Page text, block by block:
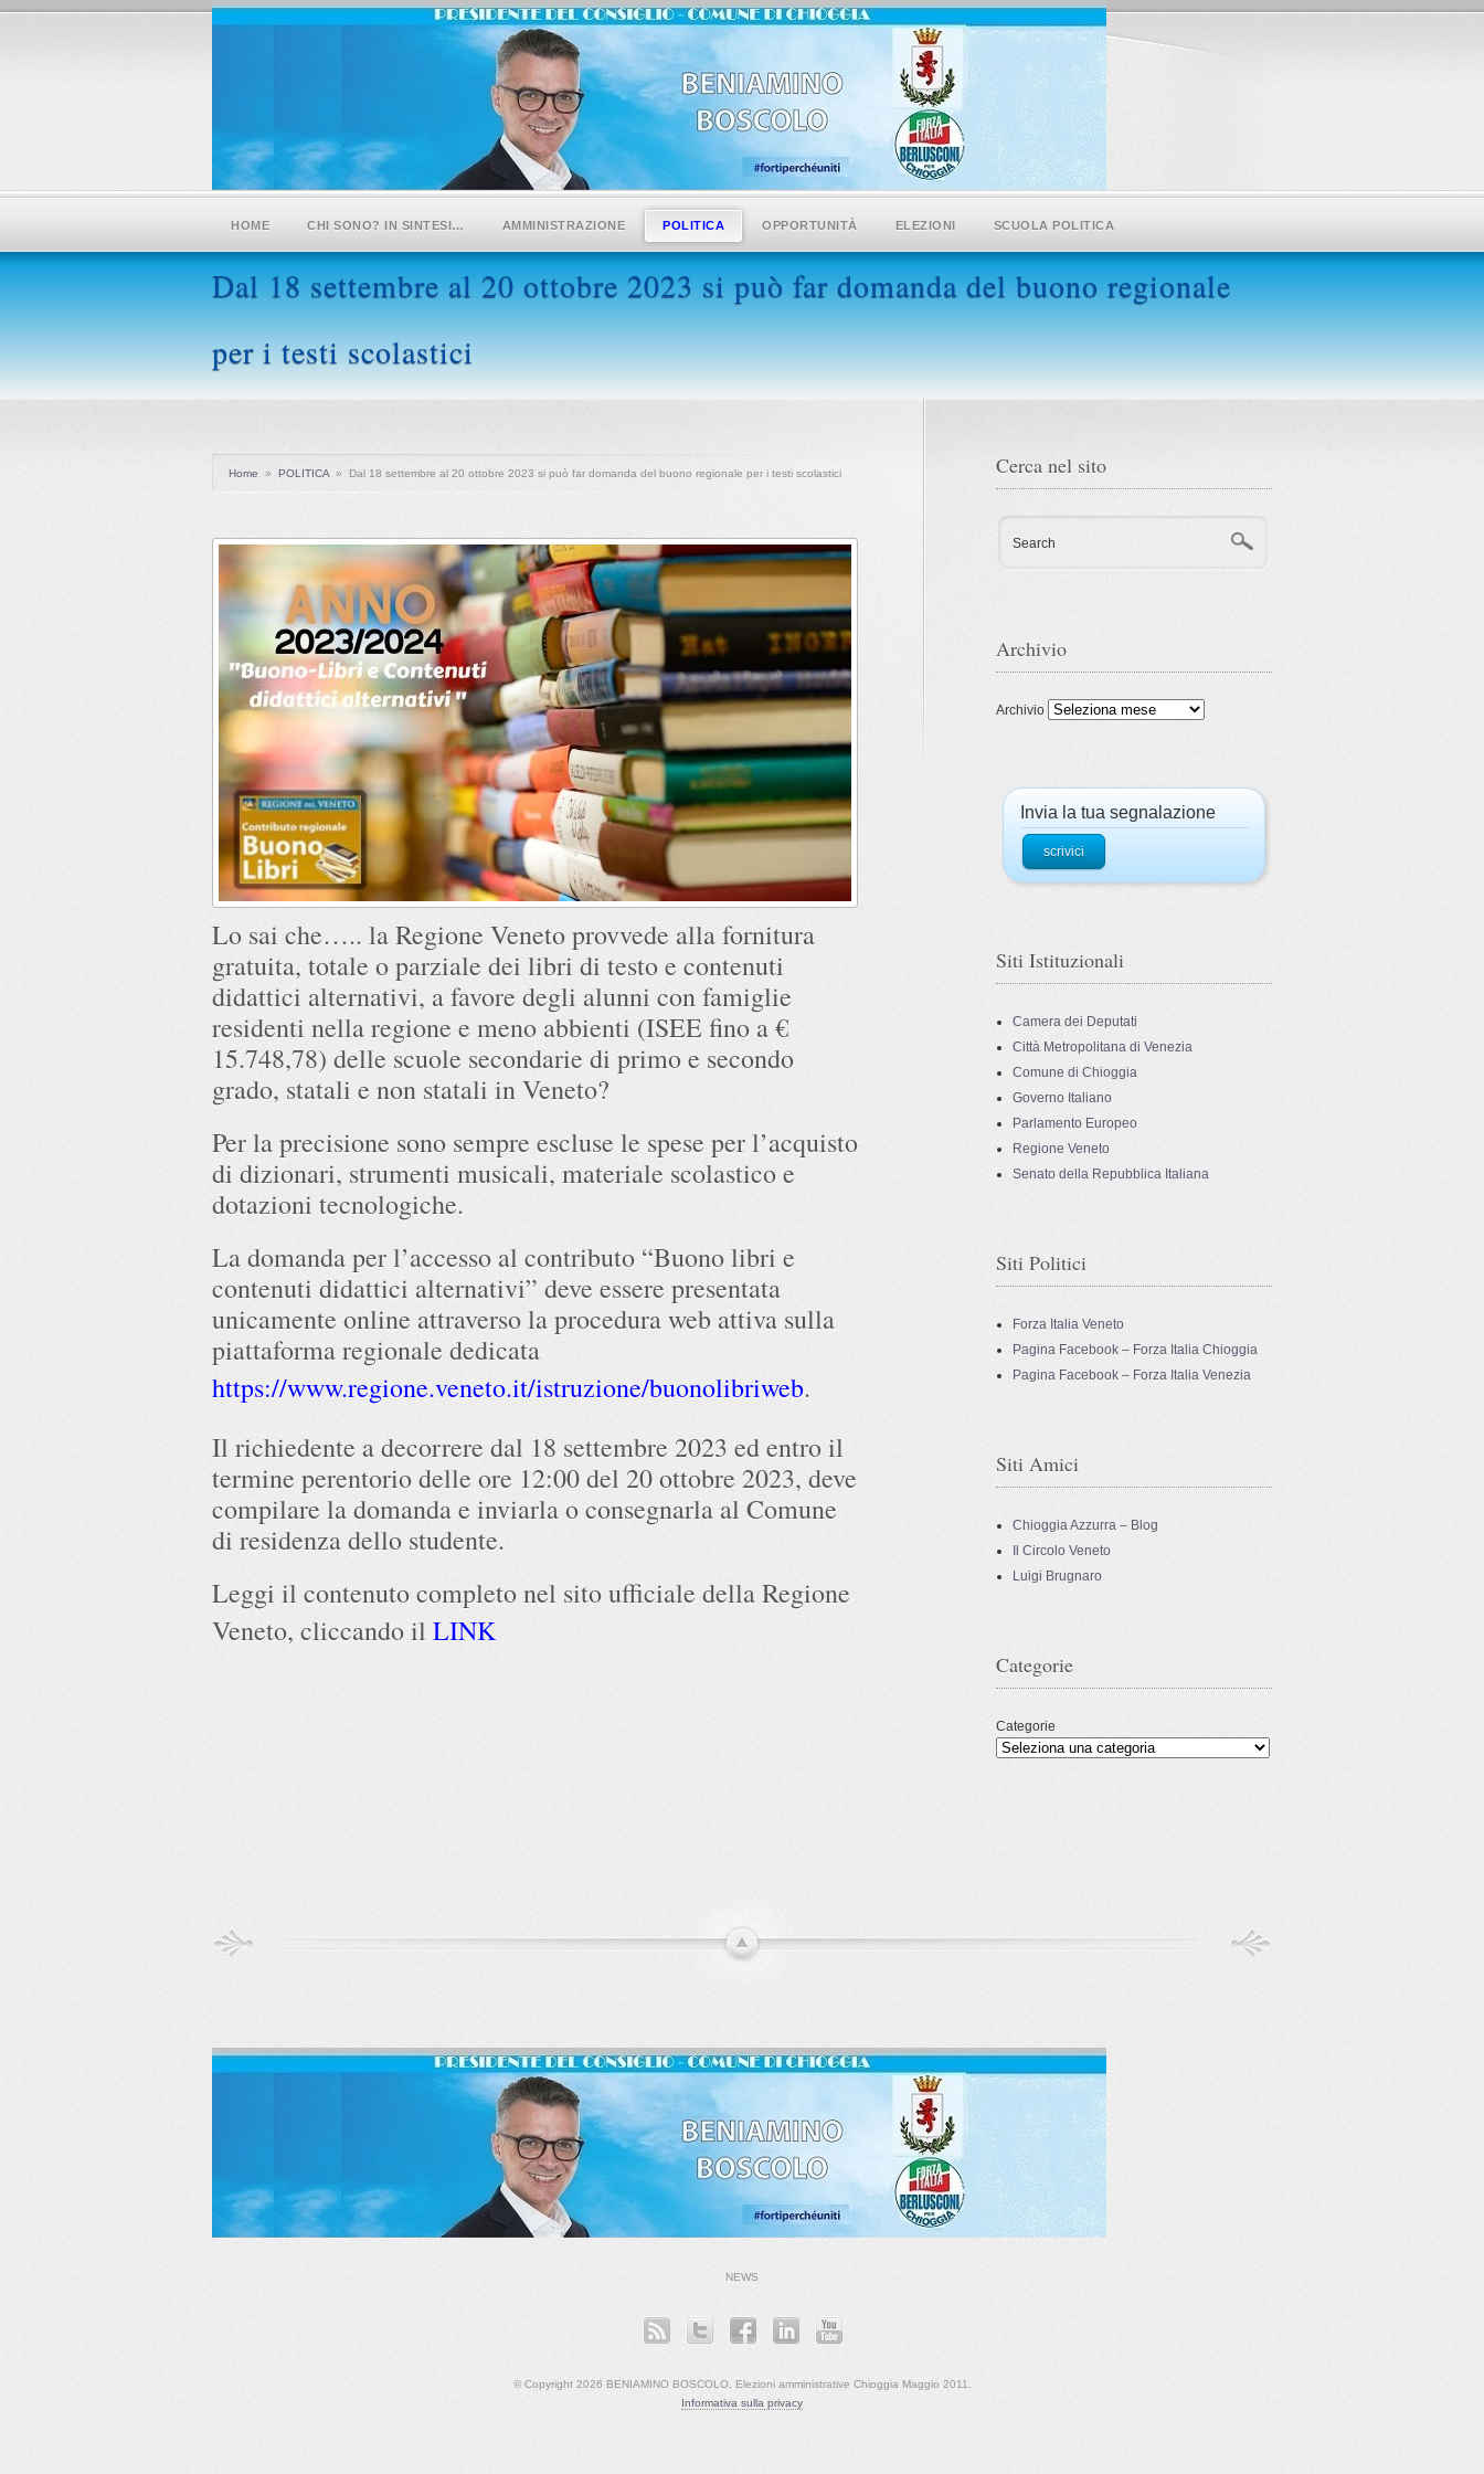
HOME CHI SONO? IN SINTESI… AMMINISTRAZIONE POLITICA OPPORTUNITÀ ELEZIONI SCUOLA POLITICA
Dal 18 settembre al 20 ottobre 2023 si può far domanda del buono regionale
per i testi scolastici
Home » POLITICA » Dal 18 settembre al 20 ottobre 2023 si può far domanda del buono regionale per i testi scolastici
Lo sai che….. la Regione Veneto provvede alla fornitura
gratuita, totale o parziale dei libri di testo e contenuti
didattici alternativi, a favore degli alunni con famiglie
residenti nella regione e meno abbienti (ISEE fino a €
15.748,78) delle scuole secondarie di primo e secondo
grado, statali e non statali in Veneto?
Per la precisione sono sempre escluse le spese per l’acquisto
di dizionari, strumenti musicali, materiale scolastico e
dotazioni tecnologiche.
La domanda per l’accesso al contributo “Buono libri e
contenuti didattici alternativi” deve essere presentata
unicamente online attraverso la procedura web attiva sulla
piattaforma regionale dedicata
https://www.regione.veneto.it/istruzione/buonolibriweb.
Il richiedente a decorrere dal 18 settembre 2023 ed entro il
termine perentorio delle ore 12:00 del 20 ottobre 2023, deve
compilare la domanda e inviarla o consegnarla al Comune
di residenza dello studente.
Leggi il contenuto completo nel sito ufficiale della Regione
Veneto, cliccando il LINK
Cerca nel sito
Search
Archivio
Archivio
Invia la tua segnalazione
scrivici
Siti Istituzionali
Camera dei Deputati
Città Metropolitana di Venezia
Comune di Chioggia
Governo Italiano
Parlamento Europeo
Regione Veneto
Senato della Repubblica Italiana
Siti Politici
Forza Italia Veneto
Pagina Facebook – Forza Italia Chioggia
Pagina Facebook – Forza Italia Venezia
Siti Amici
Chioggia Azzurra – Blog
Il Circolo Veneto
Luigi Brugnaro
Categorie
Categorie
NEWS
© Copyright 2026 BENIAMINO BOSCOLO. Elezioni amministrative Chioggia Maggio 2011.
Informativa sulla privacy